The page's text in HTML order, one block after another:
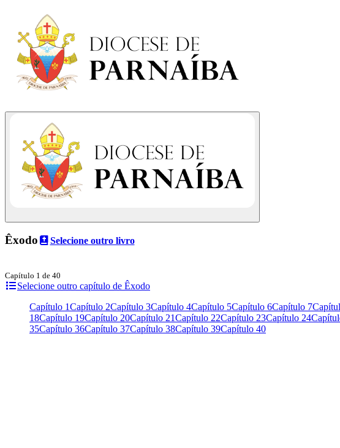
Êxodo Selecione outro livro
Capítulo 1 de 40
Selecione outro capítulo de Êxodo
Capítulo 1Capítulo 2Capítulo 3Capítulo 4Capítulo 5Capítulo 6Capítulo 7
18Capítulo 19Capítulo 20Capítulo 21Capítulo 22Capítulo 23Capítulo 24
35Capítulo 36Capítulo 37Capítulo 38Capítulo 39Capítulo 40